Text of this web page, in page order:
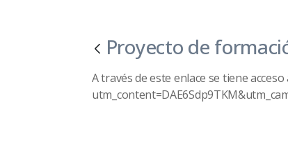
Proyecto de
A través de este enlace se tiene